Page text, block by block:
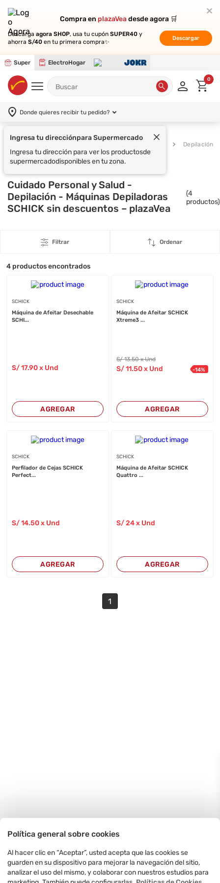
Compra en plazaVeadesde agora 🛒
Descarga agora SHOP, usa tu cupón SUPER40 y
ahorra S/40 en tu primera compra✨
Descargar
Super ElectroHogar
Compra en plazaVeadesde agora 🛒
Descarga agora SHOP, usa tu cupón SUPER40 y
ahorra S/40 en tu primera compra✨
Descargar
0
Donde quieres recibir tu pedido?
Ingresa tu direcciónpara Supermercado
Ingresa tu dirección para ver los productosde
supermercadodisponibles en tu zona.
Cuidado Personal y
Salud
Depilación
Cuidado Personal y Salud -
Depilación - Máquinas Depiladoras
SCHICK sin descuentos – plazaVea
(4
productos)
Filtrar Ordenar
4 productos encontrados
SCHICK
Máquina de Afeitar Desechable
SCHI...
S/17.90 x Und
AGREGAR
SCHICK
Máquina de Afeitar SCHICK
Xtreme3 ...
S/13.50 x Und
S/11.50x Und -14%
AGREGAR
SCHICK
Perfilador de Cejas SCHICK
Perfect...
S/14.50 x Und
AGREGAR
SCHICK
Máquina de Afeitar SCHICK
Quattro ...
S/24x Und
AGREGAR
1
Política general sobre cookies
Al hacer clic en “Aceptar”, usted acepta que las cookies se
guarden en su dispositivo para mejorar la navegación del sitio,
analizar el uso del mismo, y colaborar con nuestros estudios para